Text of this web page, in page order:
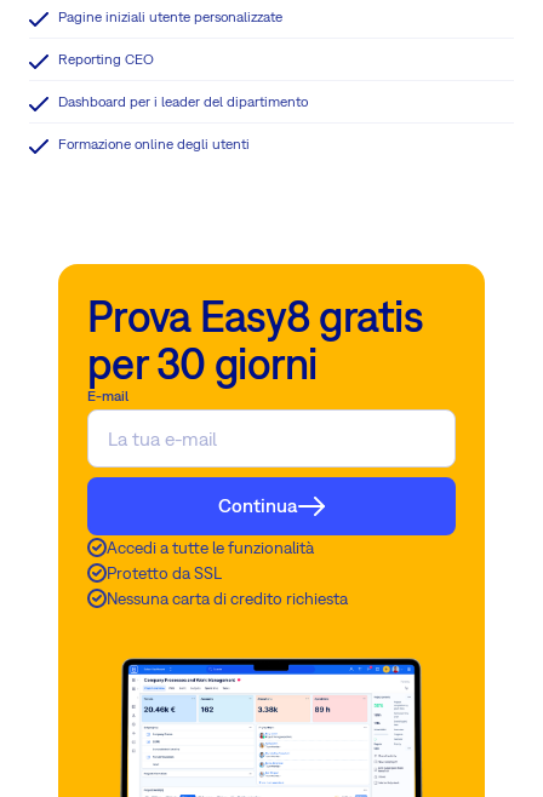
Pagine iniziali utente personalizzate
Reporting CEO
Dashboard per i leader del dipartimento
Formazione online degli utenti
Prova Easy8 gratis
per 30 giorni
E-mail
Continua
Accedi a tutte le funzionalità
Protetto da SSL
Nessuna carta di credito richiesta